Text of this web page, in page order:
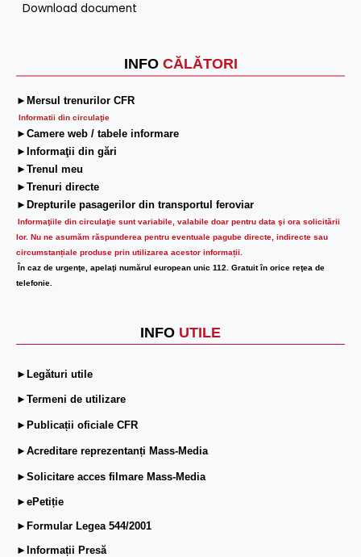
INFO CĂLĂTORI
►Mersul trenurilor CFR
Informatii din circulaţie
►Camere web / tabele informare
►Informaţii din gări
►Trenul meu
►Trenuri directe
►Drepturile pasagerilor din transportul feroviar
Informaţiile din circulaţie sunt variabile, valabile doar pentru data şi ora solicitării
lor. Nu ne asumăm răspunderea pentru eventuale pagube directe, indirecte sau
circumstanțiale produse prin utilizarea acestor informații.
În caz de urgenţe, apelaţi numărul european unic 112. Gratuit în orice reţea de
telefonie.
INFO UTILE
►Legături utile
►Termeni de utilizare
►Publicații oficiale CFR
►Acreditare reprezentanți Mass-Media
►Solicitare acces filmare Mass-Media
►ePetiție
►Formular Legea 544/2001
►Informații Presă
Download document